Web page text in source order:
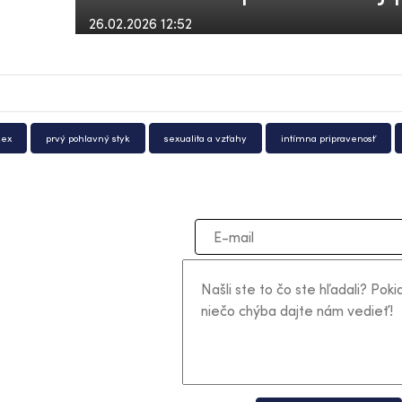
26.02.2026 12:52
prvý pohlavný styk sexualita a vzťahy intímna pripravenosť